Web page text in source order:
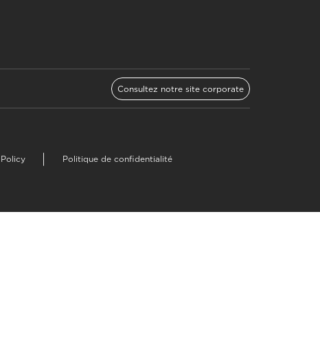
Consultez notre site corporate
Politique de confidentialité